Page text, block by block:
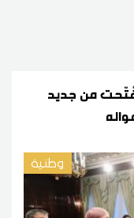
فُتّحت من جديد
وطنية